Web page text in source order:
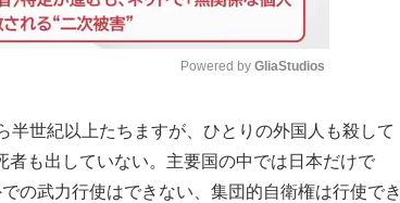
M
u
t
Powered by GliaStudios
世紀以上たちますが、ひとりの外国人も殺して
者も出していない。主要国の中では日本だけで
の武力行使はできない、集団的自衛権は行使でき